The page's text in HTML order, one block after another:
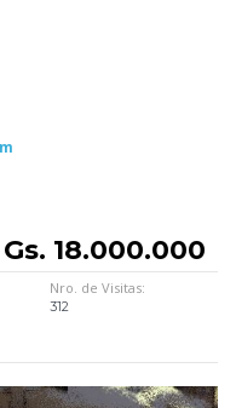
Gs. 18.000.000
Nro. de Visitas:
312